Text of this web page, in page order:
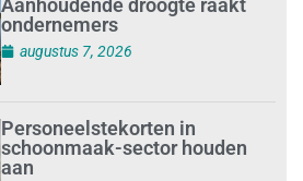
Aanhoudende droogte raakt
ondernemers
augustus 7, 2026
Personeelstekorten in
schoonmaak-sector houden
aan